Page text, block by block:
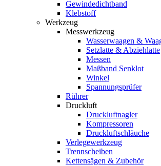
Gewindedichtband
Klebstoff
Werkzeug
Messwerkzeug
Wasserwaagen &
Setzlatte & Abziehlatte
Messen
Maßband Senklot
Winkel
Spannungsprüfer
Rührer
Druckluft
Druckluftnagler
Kompressoren
Druckluftschläuche
Verlegewerkzeug
Trennscheiben
Kettensägen & Zubehör